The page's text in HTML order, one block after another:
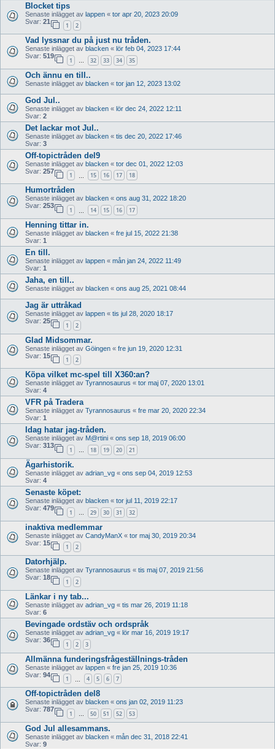
Blocket tips
Senaste inlägget av lappen « tor apr 20, 2023 20:09
Svar: 21
1 2
Vad lyssnar du på just nu tråden.
Senaste inlägget av blacken « lör feb 04, 2023 17:44
Svar: 519
1 … 32 33 34 35
Och ännu en till..
Senaste inlägget av blacken « tor jan 12, 2023 13:02
God Jul..
Senaste inlägget av blacken « lör dec 24, 2022 12:11
Svar: 2
Det lackar mot Jul..
Senaste inlägget av blacken « tis dec 20, 2022 17:46
Svar: 3
Off-topictråden del9
Senaste inlägget av blacken « tor dec 01, 2022 12:03
Svar: 257
1 15 16 17 18
Humortråden
Senaste inlägget av blacken « ons aug 31, 2022 18:20
Svar: 253
1 14 15 16 17
Henning tittar in.
Senaste inlägget av blacken « fre jul 15, 2022 21:38
Svar: 1
En till.
Senaste inlägget av lappen « mån jan 24, 2022 11:49
Svar: 1
Jaha, en till..
Senaste inlägget av blacken « ons aug 25, 2021 08:44
Jag är uttråkad
Senaste inlägget av lappen « tis jul 28, 2020 18:17
Svar: 25
1 2
Glad Midsommar.
Senaste inlägget av Göingen « fre jun 19, 2020 12:31
Svar: 15
1 2
Köpa vilket mc-spel till X360:an?
Senaste inlägget av Tyrannosaurus « tor maj 07, 2020 13:01
Svar: 4
VFR på Tradera
Senaste inlägget av Tyrannosaurus « fre mar 20, 2020 22:34
Svar: 1
Idag hatar jag-tråden.
Senaste inlägget av M@rtini « ons sep 18, 2019 06:00
Svar: 313
1 … 18 19 20 21
Ägarhistorik.
Senaste inlägget av adrian_vg « ons sep 04, 2019 12:53
Svar: 4
Senaste köpet:
Senaste inlägget av blacken « tor jul 11, 2019 22:17
Svar: 479
1 … 29 30 31 32
inaktiva medlemmar
Senaste inlägget av CandyManX « tor maj 30, 2019 20:34
Svar: 15
1 2
Datorhjälp.
Senaste inlägget av Tyrannosaurus « tis maj 07, 2019 21:56
Svar: 18
1 2
Länkar i ny tab...
Senaste inlägget av adrian_vg « tis mar 26, 2019 11:18
Svar: 6
Bevingade ordstäv och ordspråk
Senaste inlägget av adrian_vg « lör mar 16, 2019 19:17
Svar: 36
1 2 3
Allmänna funderingsfrågeställnings-tråden
Senaste inlägget av lappen « fre jan 25, 2019 10:36
Svar: 94
1 4 5 6 7
Off-topictråden del8
Senaste inlägget av blacken « ons jan 02, 2019 11:23
Svar: 787
1 … 50 51 52 53
God Jul allesammans.
Senaste inlägget av blacken « mån dec 31, 2018 22:41
Svar: 9